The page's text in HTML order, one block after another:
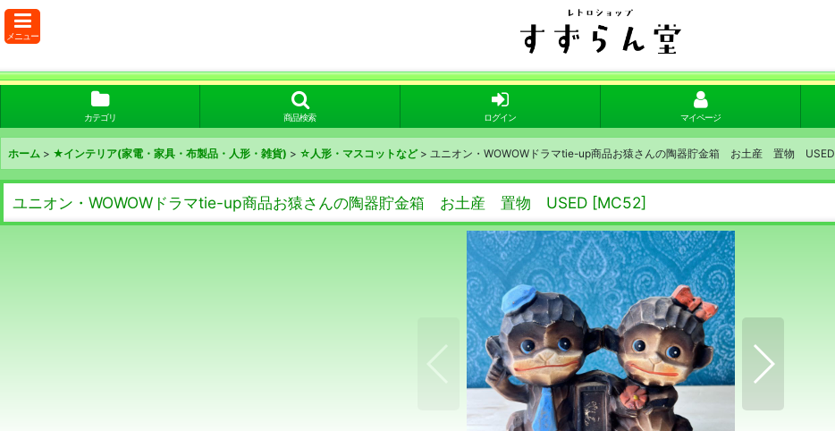
メニュー
カテゴリ 商品検索 ログイン マイページ
ホーム > ★インテリア(家電・家具・布製品・人形・雑貨) > ☆人形・マスコットなど > ユニオン・WOWOWドラマtie-up商品お猿さんの陶器貯金箱 お土産 置物 USED
ユニオン・WOWOWドラマtie-up商品お猿さんの陶器貯金箱 お土産 置物 USED [MC52]